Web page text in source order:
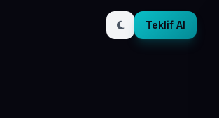
Teklif Al